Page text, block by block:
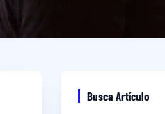
Busca Artículo